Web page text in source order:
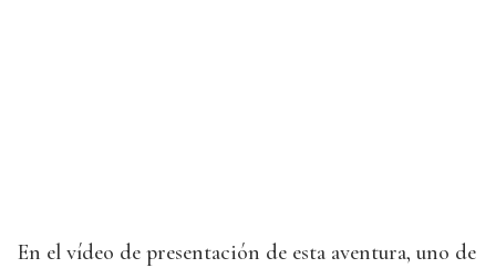
En el vídeo de presentación de esta aventura, uno de